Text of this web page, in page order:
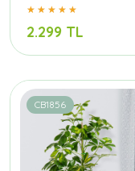
2.299 TL
CB1856